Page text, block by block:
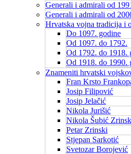
Generali i admirali od
Generali i admirali od
Hrvatska vojna tradicija i
Do 1097. godine
Od 1097. do 1792.
Od 1792. do 1918.
Od 1918. do 1990.
Znameniti hrvatski
Fran Krsto
Josip Filipović
Josip Jelačić
Nikola Jurišić
Nikola Šubić
Petar Zrinski
Stjepan Sarkotić
Svetozar Borojević